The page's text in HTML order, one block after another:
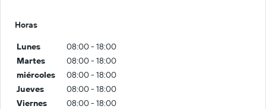
Horas
Lunes
08:00 - 18:00
Martes
08:00 - 18:00
miércoles
08:00 - 18:00
Jueves
08:00 - 18:00
Viernes
08:00 - 18:00